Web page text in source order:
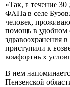
«Так, в течение 30
ФАПа в селе
человек,
помощь в удобном
здравоохранения
приступили к
комфортных
В нем
Пензенской